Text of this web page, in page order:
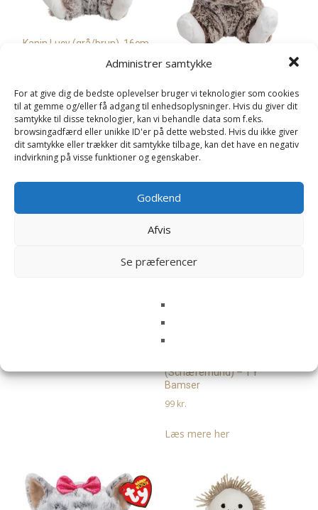
Administrer samtykke
For at give dig de bedste oplevelser bruger vi teknologier som cookies
til at gemme og/eller få adgang til enhedsoplysninger. Hvis du giver dit
samtykke til disse teknologier, kan vi behandle data som f.eks.
browsingadfærd eller unikke ID'er på dette websted. Hvis du ikke giver
dit samtykke eller trækker dit samtykke tilbage, kan det have en negativ
indvirkning på visse funktioner og egenskaber.
Godkend
Afvis
Se præferencer
Kanin Lucy (grå/brun), 16cm
Læs mere her
Kanin Luna (mørkebrun),
129kr.
Læs mere her
(Schæferhund) – TY
Bamser
99 kr.
Læs mere her